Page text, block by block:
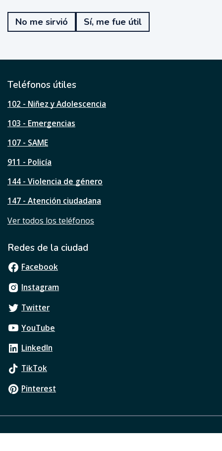
e
u
t
l
s
a
á
i
a
No me sirvió Sí, me fue útil
Teléfonos útiles
102 - Niñez y Adolescencia
103 - Emergencias
107 - SAME
911 - Policía
144 - Violencia de género
147 - Atención ciudadana
Ver todos los teléfonos
Redes de la ciudad
Facebook
Instagram
Twitter
YouTube
LinkedIn
TikTok
Pinterest